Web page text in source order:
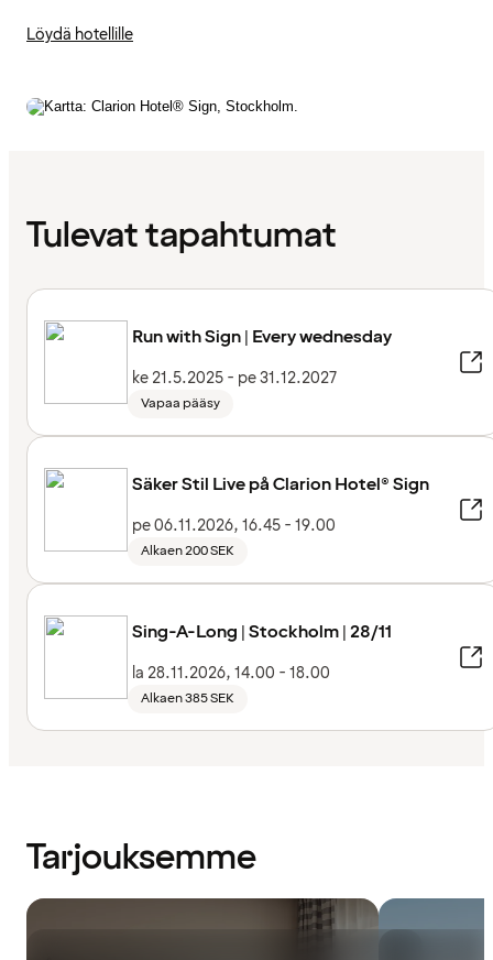
Löydä hotellille
Tulevat tapahtumat
Run with Sign | Every wednesday
ke 21.5.2025 - pe 31.12.2027
Vapaa pääsy
Säker Stil Live på Clarion Hotel® Sign
pe 06.11.2026, 16.45 - 19.00
Alkaen 200 SEK
Sing-A-Long | Stockholm | 28/11
la 28.11.2026, 14.00 - 18.00
Alkaen 385 SEK
Tarjouksemme